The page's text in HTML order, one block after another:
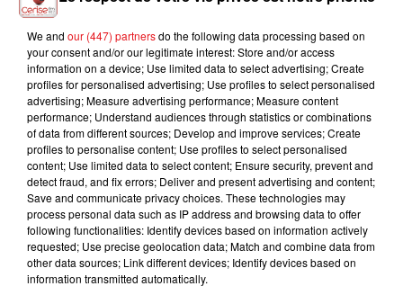
JAMELIA
Superstar
BRUNO MARS
The Lazy Song
JEREMY FREROT
Frerot
L'HOROSCOPE
We and our (447) partnersdo the following data processing based on
your consent and/or our legitimate interest: Store and/or access
information on a device; Use limited data to select advertising; Create
profiles for personalised advertising; Use profiles to select personalised
advertising; Measure advertising performance; Measure content
performance; Understand audiences through statistics or combinations
of data from different sources; Develop and improve services; Create
profiles to personalise content; Use profiles to select personalised
content; Use limited data to select content; Ensure security, prevent and
detect fraud, and fix errors; Deliver and present advertising and content;
Save and communicate privacy choices. These technologies may
process personal data such as IP address and browsing data to offer
following functionalities: Identify devices based on information actively
requested; Use precise geolocation data; Match and combine data from
other data sources; Link different devices; Identify devices based on
information transmitted automatically.